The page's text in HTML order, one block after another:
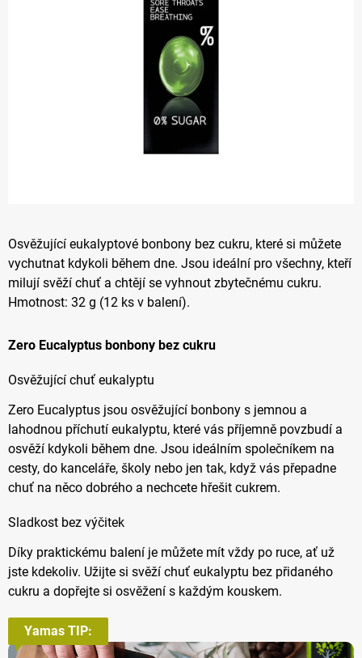
Osvěžující eukalyptové bonbony bez cukru, které si můžete
vychutnat kdykoli během dne. Jsou ideální pro všechny, kteří
milují svěží chuť a chtějí se vyhnout zbytečnému cukru.
Hmotnost: 32 g (12 ks v balení).
Zero Eucalyptus bonbony bez cukru
Osvěžující chuť eukalyptu
Zero Eucalyptus jsou osvěžující bonbony s jemnou a
lahodnou příchutí eukalyptu, které vás příjemně povzbudí a
osvěží kdykoli během dne. Jsou ideálním společníkem na
cesty, do kanceláře, školy nebo jen tak, když vás přepadne
chuť na něco dobrého a nechcete hřešit cukrem.
Sladkost bez výčitek
Díky praktickému balení je můžete mít vždy po ruce, ať už
jste kdekoliv. Užijte si svěží chuť eukalyptu bez přidaného
cukru a dopřejte si osvěžení s každým kouskem.
Yamas TIP: